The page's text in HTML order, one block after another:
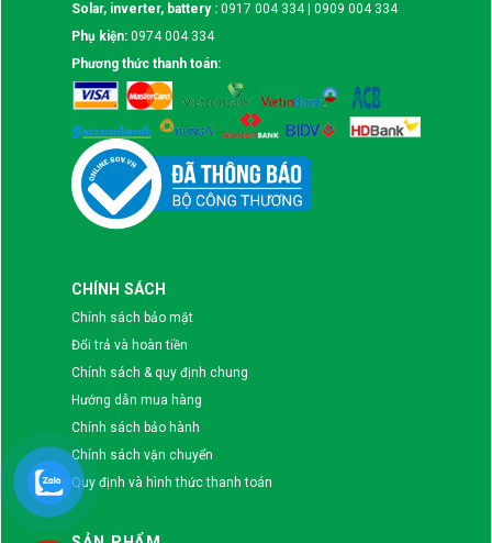
Solar, inverter, battery : 0917 004 334 | 0909 004 334
Phụ kiện: 0974 004 334
Phương thức thanh toán:
CHÍNH SÁCH
Chính sách bảo mật
Đổi trả và hoàn tiền
Chính sách & quy định chung
Hướng dẫn mua hàng
Chính sách bảo hành
Chính sách vận chuyển
Quy định và hình thức thanh toán